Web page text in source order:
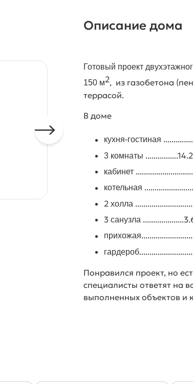
Описание дома
Готовый проект
150 м2, из газобетона
террасой.
В доме
кухня-гостиная
3 комнаты
кабинет
котельная
2 холла
3 санузла
прихожая
гардероб
Понравился проект, но
специалисты ответят на
выполненных объектов